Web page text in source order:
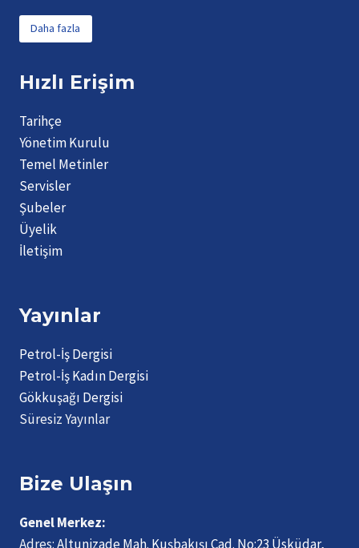
Daha fazla
Hızlı Erişim
Tarihçe
Yönetim Kurulu
Temel Metinler
Servisler
Şubeler
Üyelik
İletişim
Yayınlar
Petrol-İş Dergisi
Petrol-İş Kadın Dergisi
Gökkuşağı Dergisi
Süresiz Yayınlar
Bize Ulaşın
Genel Merkez:
Adres:Altunizade Mah. Kuşbakışı Cad. No:23 Üsküdar,